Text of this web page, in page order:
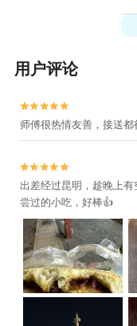
用户评论


师傅很热情友善，接送


出差经过昆明，趁晚上
尝过的小吃，好棒👍